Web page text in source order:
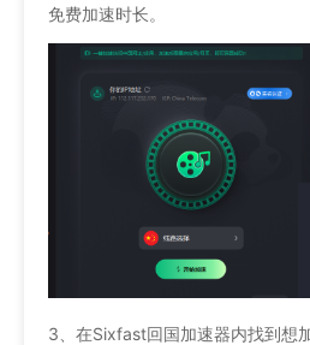
免费加速时长。
3、在Sixfast回国加速器内找到想